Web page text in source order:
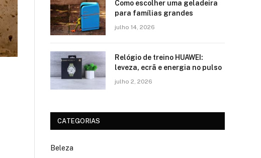
Como escolher uma geladeira
para famílias grandes
julho 14, 2026
Relógio de treino​ HUAWEI:
leveza, ecrã e energia no pulso
julho 2, 2026
CATEGORIAS
Beleza